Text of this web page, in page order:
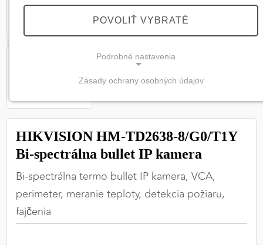
HIKVISION HM-TD2638-8/G0/T1Y
Bi-spectrálna bullet IP kamera
Bi-spectrálna termo bullet IP kamera, VCA,
perimeter, meranie teploty, detekcia požiaru,
fajčenia
POVOLIŤ VYBRATÉ
Podrobné nastavenia
(vždy aktívne, nemožno vypnúť)
Tieto cookies sú potrebné na správne fungovanie
zabezpečiť jej plnú funkčnosť.
Nevyhnutné cookies
Zásady ochrany osobných údajov